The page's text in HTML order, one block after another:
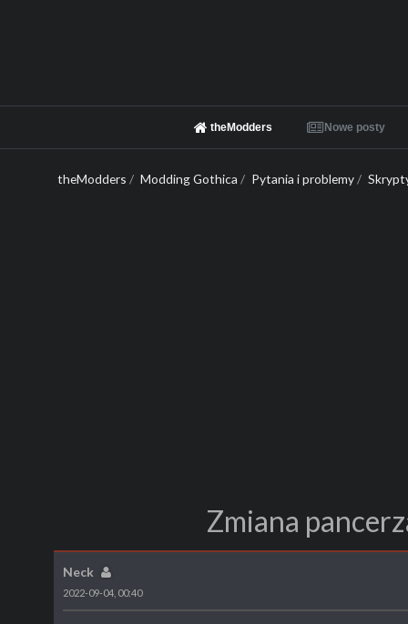
theModders Nowe posty
theModders / Modding Gothica / Pytania i problemy/
Zmiana
Neck
2022-09-04, 00:40